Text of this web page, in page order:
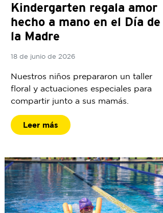
Kindergarten regala amor
hecho a mano en el Día de
la Madre
18 de junio de 2026
Nuestros niños prepararon un taller
floral y actuaciones especiales para
compartir junto a sus mamás.
Leer más